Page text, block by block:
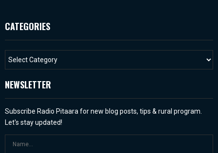
CATEGORIES
NEWSLETTER
Subscribe Radio Pitaara for new blog posts, tips & rural program.
Let's stay updated!